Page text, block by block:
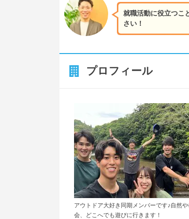
就職活動に役立つこ
さい！
プロフィール
アウトドア大好き同期メンバーです♪自然
会、どこへでも遊びに行きます！